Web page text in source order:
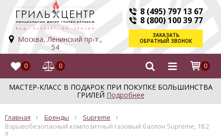
Москва, Ленинский пр-т.,
54
8 (495) 797 13 67
8 (800) 100 39 77
ЗАКАЗАТЬ
ОБРАТНЫЙ ЗВОНОК
0 0 0
МАСТЕР-КЛАСС В ПОДАРОК ПРИ ПОКУПКЕ БОЛЬШИНСТВА
ГРИЛЕЙ Подробнее
Главная Бренды
Supreme
Взрывобезопасный композитный газовый баллон Supreme, 18.2
л